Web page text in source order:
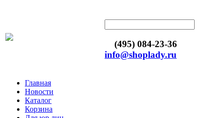
(495) 084-23-36
info@shoplady.ru
Главная
Новости
Каталог
Корзина